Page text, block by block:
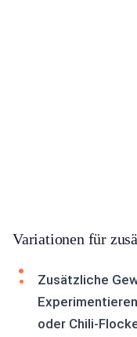
Variationen für
Zusätzliche
oder Chili-